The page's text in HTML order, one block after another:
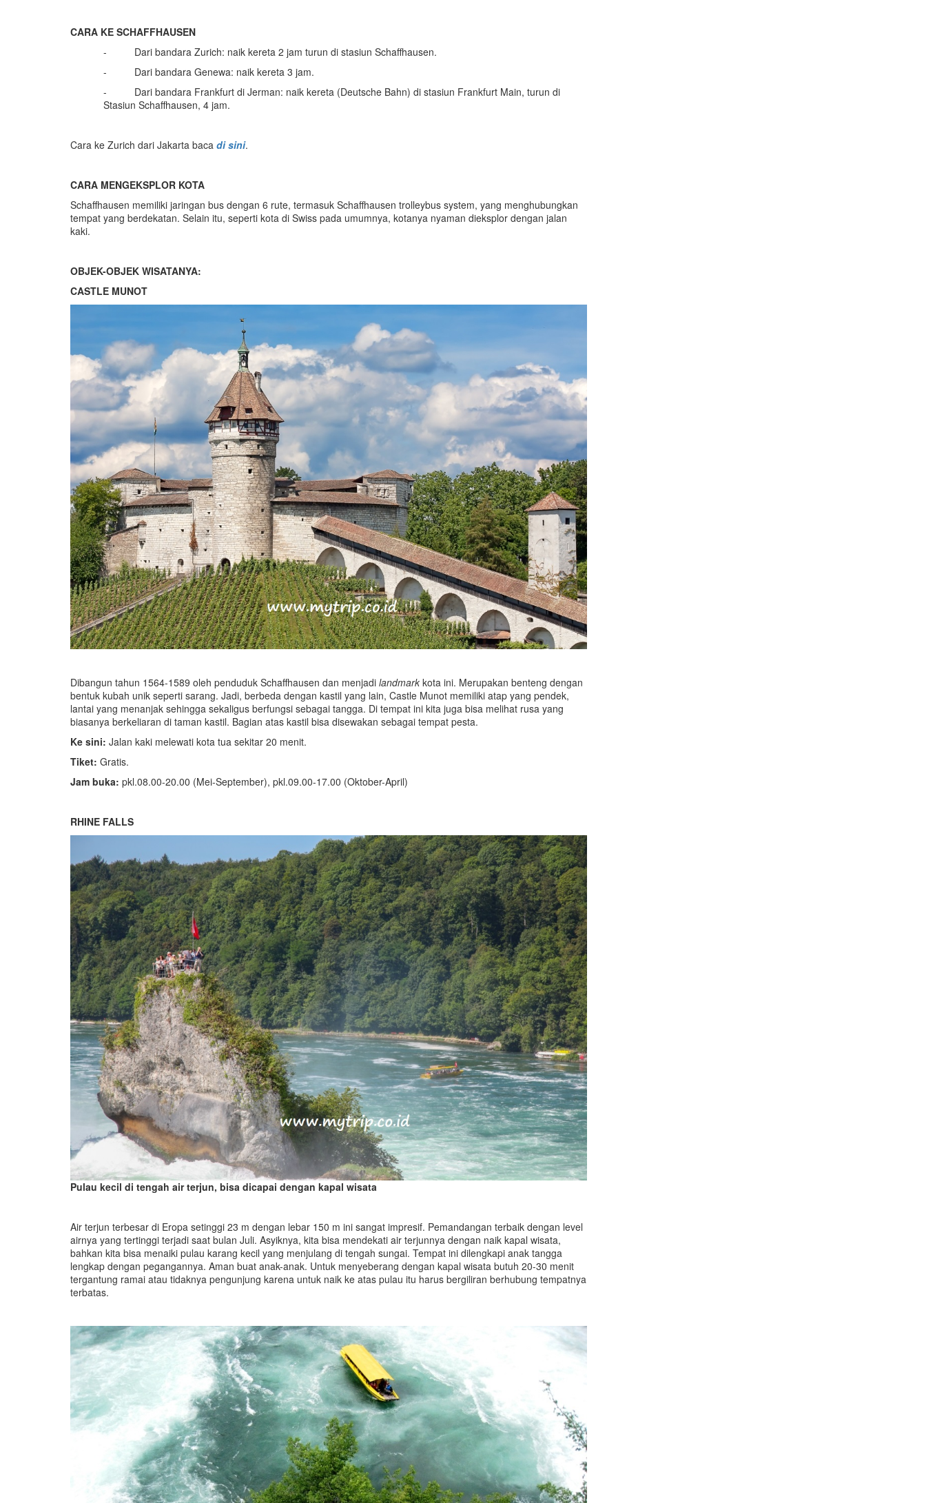
CARA KE SCHAFFHAUSEN
- Dari bandara Zurich: naik kereta 2 jam turun di stasiun Schaffhausen.
- Dari bandara Genewa: naik kereta 3 jam.
- Dari bandara Frankfurt di Jerman: naik kereta (Deutsche Bahn) di stasiun Frankfurt Main, turun di
Stasiun Schaffhausen, 4 jam.
Cara ke Zurich dari Jakarta baca di sini.
CARA MENGEKSPLOR KOTA
Schaffhausen memiliki jaringan bus dengan 6 rute, termasuk Schaffhausen trolleybus system, yang menghubungkan
tempat yang berdekatan. Selain itu, seperti kota di Swiss pada umumnya, kotanya nyaman dieksplor dengan jalan
kaki.
OBJEK-OBJEK WISATANYA:
CASTLE MUNOT
Dibangun tahun 1564-1589 oleh penduduk Schaffhausen dan menjadi landmark kota ini. Merupakan benteng dengan
bentuk kubah unik seperti sarang. Jadi, berbeda dengan kastil yang lain, Castle Munot memiliki atap yang pendek,
lantai yang menanjak sehingga sekaligus berfungsi sebagai tangga. Di tempat ini kita juga bisa melihat rusa yang
biasanya berkeliaran di taman kastil. Bagian atas kastil bisa disewakan sebagai tempat pesta.
Ke sini: Jalan kaki melewati kota tua sekitar 20 menit.
Tiket: Gratis.
Jam buka: pkl.08.00-20.00 (Mei-September), pkl.09.00-17.00 (Oktober-April)
RHINE FALLS
Pulau kecil di tengah air terjun, bisa dicapai dengan kapal wisata
Air terjun terbesar di Eropa setinggi 23 m dengan lebar 150 m ini sangat impresif. Pemandangan terbaik dengan level
airnya yang tertinggi terjadi saat bulan Juli. Asyiknya, kita bisa mendekati air terjunnya dengan naik kapal wisata,
bahkan kita bisa menaiki pulau karang kecil yang menjulang di tengah sungai. Tempat ini dilengkapi anak tangga
lengkap dengan pegangannya. Aman buat anak-anak. Untuk menyeberang dengan kapal wisata butuh 20-30 menit
tergantung ramai atau tidaknya pengunjung karena untuk naik ke atas pulau itu harus bergiliran berhubung tempatnya
terbatas.